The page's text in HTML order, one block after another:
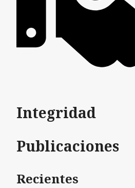
Integridad
Publicaciones
Recientes